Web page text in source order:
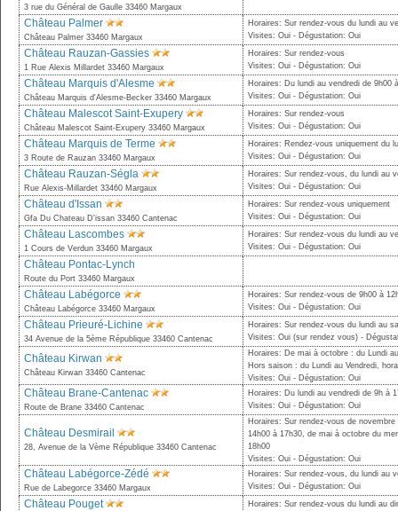
3 rue du Général de Gaulle 33460 Margaux
Château Palmer
Château Palmer 33460 Margaux
Horaires: Sur rendez-vous du lundi au
Visites: Oui - Dégustation: Oui
Château Rauzan-Gassies
1 Rue Alexis Millardet 33460 Margaux
Horaires: Sur rendez-vous
Visites: Oui - Dégustation: Oui
Château Marquis d'Alesme
Château Marquis d'Alesme-Becker 33460 Margaux
Horaires: Du lundi au vendredi de 9h00
Visites: Oui - Dégustation: Oui
Château Malescot Saint-Exupery
Château Malescot Saint-Exupery 33460 Margaux
Horaires: Sur rendez-vous
Visites: Oui - Dégustation: Oui
Château Marquis de Terme
3 Route de Rauzan 33460 Margaux
Horaires: Rendez-vous uniquement du
Visites: Oui - Dégustation: Oui
Château Rauzan-Ségla
Rue Alexis-Millardet 33460 Margaux
Horaires: Sur rendez-vous, du lundi au
Visites: Oui - Dégustation: Oui
Château d'Issan
Gfa Du Chateau D'issan 33460 Cantenac
Horaires: Sur rendez-vous uniquement
Visites: Oui - Dégustation: Oui
Château Lascombes
1 Cours de Verdun 33460 Margaux
Horaires: Sur rendez-vous du lundi au
Visites: Oui - Dégustation: Oui
Château Pontac-Lynch
Route du Port 33460 Margaux
Château Labégorce
Château Labégorce 33460 Margaux
Horaires: Sur rendez-vous de 9h00 à
Visites: Oui - Dégustation: Oui
Château Prieuré-Lichine
34 Avenue de la 5ème République 33460 Cantenac
Horaires: Sur rendez-vous du lundi au
Visites: Oui (sur rendez vous) -
Château Kirwan
Château Kirwan 33460 Cantenac
Horaires: De mai à octobre : du Lundi
Hors saison : du Lundi au Vendredi,
Visites: Oui - Dégustation: Oui
Château Brane-Cantenac
Route de Brane 33460 Cantenac
Horaires: Du lundi au vendredi de 9h à
Visites: Oui - Dégustation: Oui
Château Desmirail
28, Avenue de la Vème République 33460 Cantenac
Horaires: Sur rendez-vous de
14h00 à 17h30, de mai à octobre du
18h00
Visites: Oui - Dégustation: Oui
Château Labégorce-Zédé
Rue de Labegorce 33460 Margaux
Horaires: Sur rendez-vous, du lundi au
Visites: Oui - Dégustation: Oui
Château Pouget
Horaires: Sur rendez-vous du lundi au